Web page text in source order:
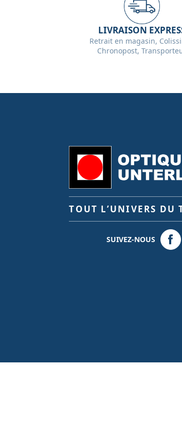
LIVRAISON
Retrait en magasin,
Chronopost,
TOUT L’UNIVERS DU
SUIVEZ-NOUS